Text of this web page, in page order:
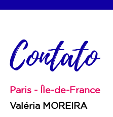
Nova obrigação de
(declaração) para os
proprietários de imóveis
Contato
Paris - Île-de-France
Valéria MOREIRA